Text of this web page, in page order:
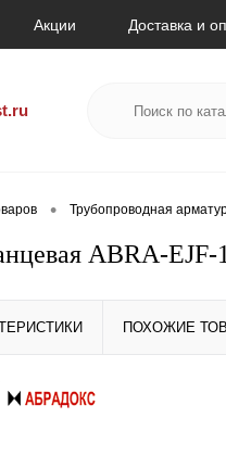
Акции Доставка и
• Трубопроводная
ABRA-EJF-
ПОХОЖИЕ